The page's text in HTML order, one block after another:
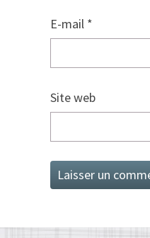
E-mail *
Site web